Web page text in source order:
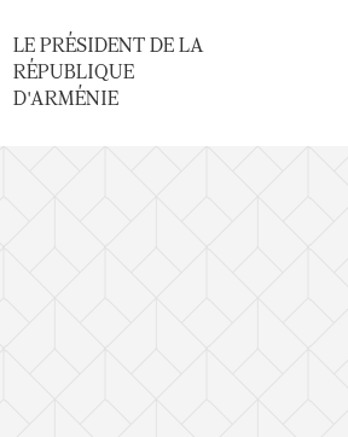
LE PRÉSIDENT DE LA
RÉPUBLIQUE
D'ARMÉNIE